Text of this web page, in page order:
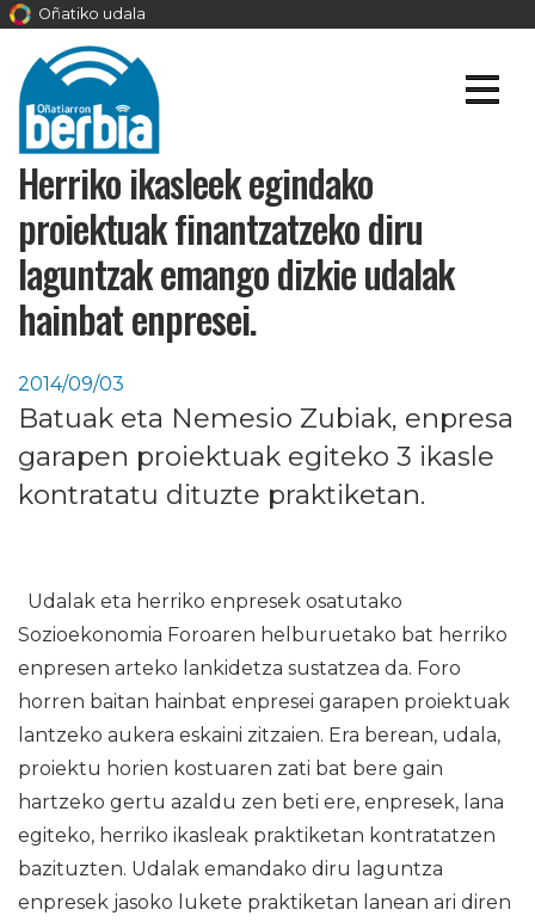
Oñatiko udala
Herriko ikasleek egindako
proiektuak finantzatzeko diru
laguntzak emango dizkie udalak
hainbat enpresei.
2014/09/03
Batuak eta Nemesio Zubiak, enpresa
garapen proiektuak egiteko 3 ikasle
kontratatu dituzte praktiketan.
Udalak eta herriko enpresek osatutako
Sozioekonomia Foroaren helburuetako bat herriko
enpresen arteko lankidetza sustatzea da. Foro
horren baitan hainbat enpresei garapen proiektuak
lantzeko aukera eskaini zitzaien. Era berean, udala,
proiektu horien kostuaren zati bat bere gain
hartzeko gertu azaldu zen beti ere, enpresek, lana
egiteko, herriko ikasleak praktiketan kontratatzen
bazituzten. Udalak emandako diru laguntza
enpresek jasoko lukete praktiketan lanean ari diren